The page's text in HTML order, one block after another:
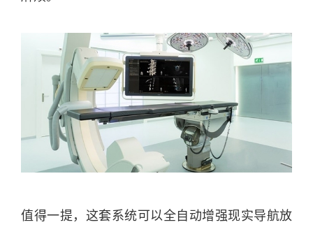
值得一提，这套系统可以全自动增强现实导航放